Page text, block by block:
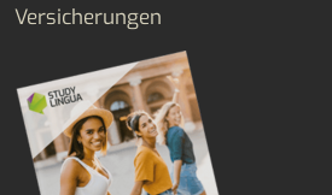
Versicherungen